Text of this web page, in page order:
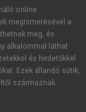
online
megismerésével a
meg, és
alkalommal láthat
és hirdetőkkel
Ezek állandó sütik,
származnak.